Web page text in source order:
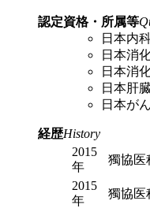
認定資格・所属等
日本内
日本消
日本消
日本肝
日本が
経歴History
2015
年
獨協
2015
年
獨協